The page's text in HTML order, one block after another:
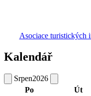
Asociace turistických
Kalendář
Srpen2026
Po
Út